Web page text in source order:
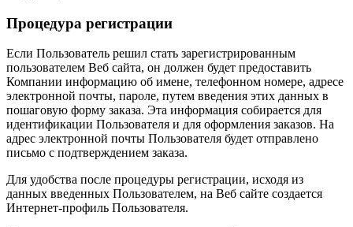
Процедура регистрации
Если Пользователь решил стать зарегистрированным
пользователем Веб сайта, он должен будет предоставить
Компании информацию об имене, телефонном номере, адресе
электронной почты, пароле, путем введения этих данных в
пошаговую форму заказа. Эта информация собирается для
идентификации Пользователя и для оформления заказов. На
адрес электронной почты Пользователя будет отправлено
письмо с подтверждением заказа.
Для удобства после процедуры регистрации, исходя из
данных введенных Пользователем, на Веб сайте создается
Интернет-профиль Пользователя.